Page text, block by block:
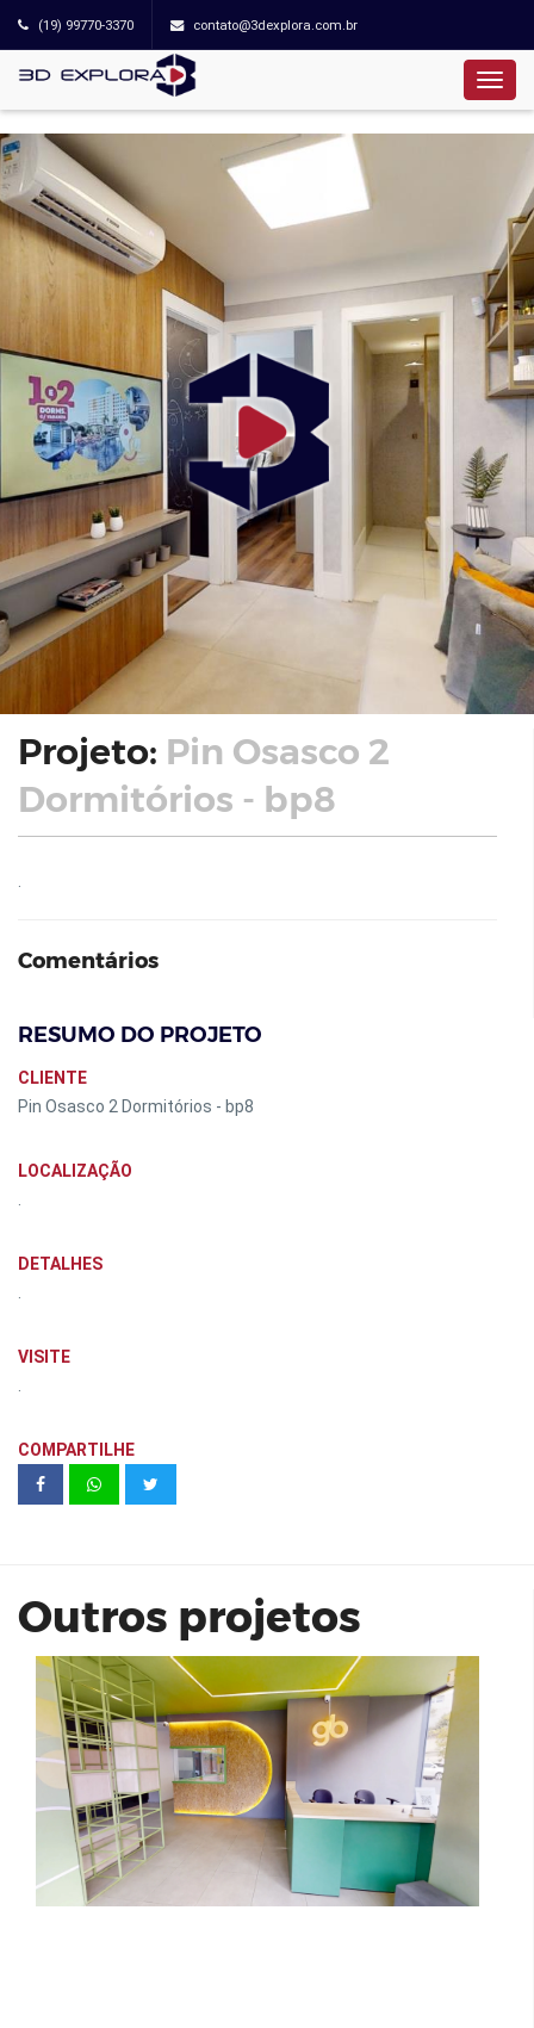
(19) 99770-3370 contato@3dexplora.com.br
Projeto: Pin Osasco 2
Dormitórios - bp8
Comentários
RESUMO DO PROJETO
CLIENTE
Pin Osasco 2 Dormitórios - bp8
LOCALIZAÇÃO
DETALHES
VISITE
COMPARTILHE
Outros projetos
Goodbe | Unidade Alto do Ipiranga
Solar Das Violetas | Trigo Incorp